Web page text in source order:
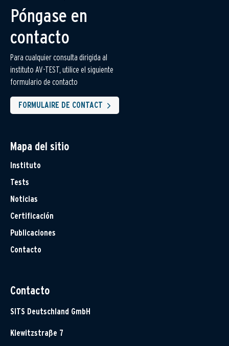
Póngase en
contacto
Para cualquier consulta dirigida al
instituto AV-TEST, utilice el siguiente
formulario de contacto
FORMULAIRE DE CONTACT
Mapa del sitio
Instituto
Tests
Noticias
Certificación
Publicaciones
Contacto
Contacto
SITS Deutschland GmbH
Klewitzstraße 7